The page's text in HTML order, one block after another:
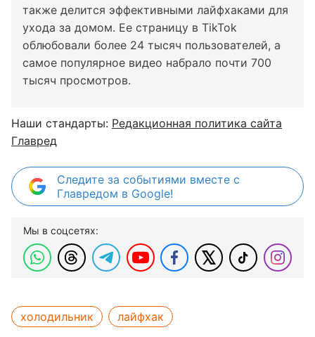
также делится эффективными лайфхаками для
ухода за домом. Ее страницу в TikTok
облюбовали более 24 тысяч пользователей, а
самое популярное видео набрало почти 700
тысяч просмотров.
Наши стандарты: Редакционная политика сайта
Главред
Следите за событиями вместе с
Главредом в Google!
Мы в соцсетях:
холодильник лайфхак